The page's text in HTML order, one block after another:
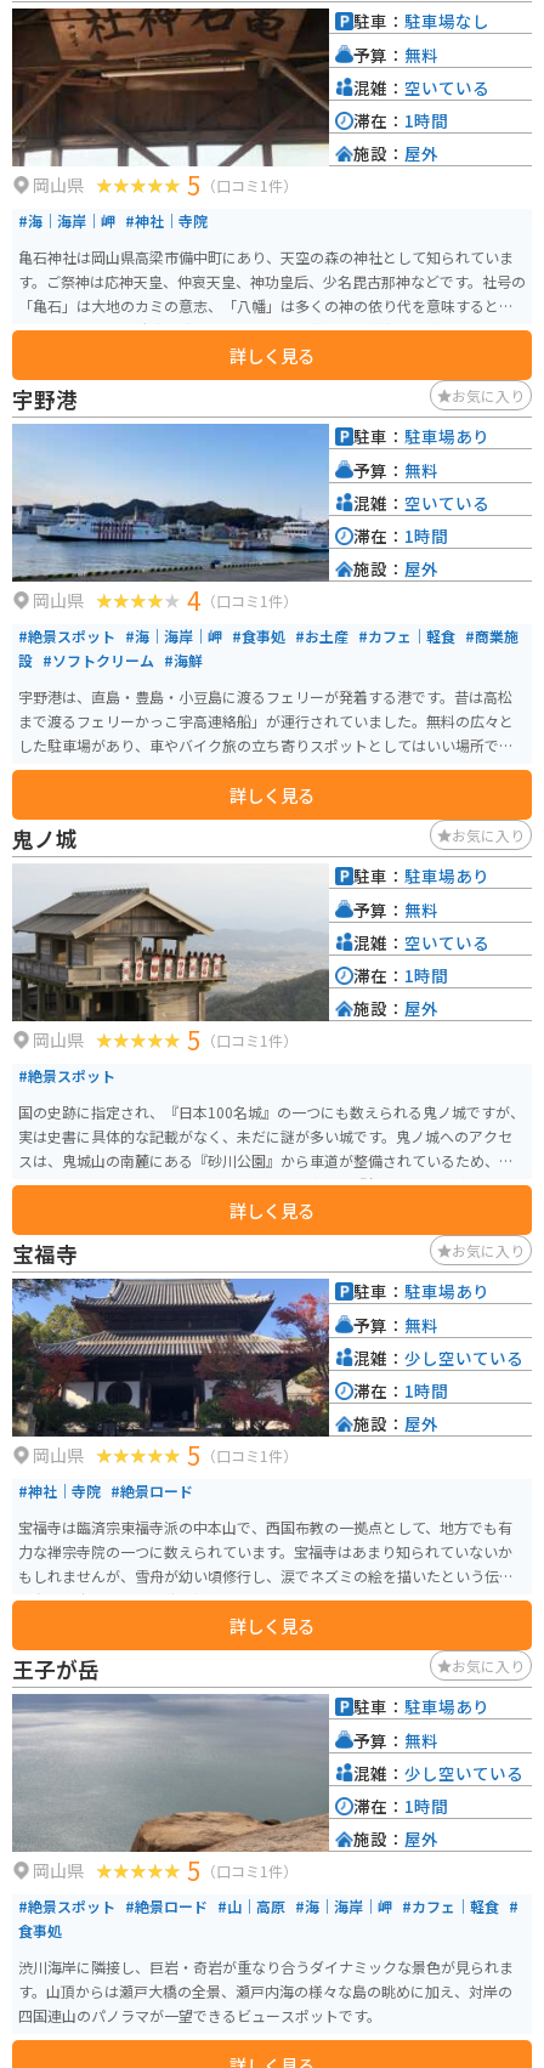
岡山県 5 （口コミ1件）
#海｜海岸｜岬 #神社｜寺院
亀石神社は岡山県高梁市備中町にあり、天空の森の神社として知られていま
す。ご祭神は応神天皇、仲哀天皇、神功皇后、少名毘古那神などです。社号の
「亀石」は大地のカミの意志、「八幡」は多くの神の依り代を意味するとさ
れています。 一番大潮の夜、旧暦6月15日の満月に「満潮祭」が行われます。
祭りの中心は「亀石さん」と呼ばれる巨石で、干潟時は一つの姿に見えます
が、満潮時には泳いでいるように見えます。
詳しく見る
駐車： 駐車場なし
予算： 無料
混雑： 空いている
滞在： 1時間
施設： 屋外
宇野港 お気に入り
岡山県 4 （口コミ1件）
#絶景スポット #海｜海岸｜岬 #食事処 #お土産 #カフェ｜軽食 #商業施
設 #ソフトクリーム #海鮮
宇野港は、直島・豊島・小豆島に渡るフェリーが発着する港です。昔は高松
まで渡るフェリーかっこ宇高連絡船」が運行されていました。無料の広々と
した駐車場があり、車やバイク旅の立ち寄りスポットとしてはいい場所で
す。
詳しく見る
駐車： 駐車場あり
予算： 無料
混雑： 空いている
滞在： 1時間
施設： 屋外
鬼ノ城 お気に入り
岡山県 5 （口コミ1件）
#絶景スポット
国の史跡に指定され、『日本100名城』の一つにも数えられる鬼ノ城ですが、
実は史書に具体的な記載がなく、未だに謎が多い城です。鬼ノ城へのアクセ
スは、鬼城山の南麓にある『砂川公園』から車道が整備されているため、車
やバイクで近くまで行けます。西門の斜め後方には『角楼』という防御施設
もあるのですが、そこから眺める西門はまさに絶景です。
詳しく見る
駐車： 駐車場あり
予算： 無料
混雑： 空いている
滞在： 1時間
施設： 屋外
宝福寺 お気に入り
岡山県 5 （口コミ1件）
#神社｜寺院 #絶景ロード
宝福寺は臨済宗東福寺派の中本山で、西国布教の一拠点として、地方でも有
力な禅宗寺院の一つに数えられています。宝福寺はあまり知られていないか
もしれませんが、雪舟が幼い頃修行し、涙でネズミの絵を描いたという伝説
で有名な寺です。特に秋の紅葉はきれいです。
詳しく見る
駐車： 駐車場あり
予算： 無料
混雑： 少し空いている
滞在： 1時間
施設： 屋外
王子が岳 お気に入り
岡山県 5 （口コミ1件）
#絶景スポット #絶景ロード #山｜高原 #海｜海岸｜岬 #カフェ｜軽食 #
食事処
渋川海岸に隣接し、巨岩・奇岩が重なり合うダイナミックな景色が見られま
す。山頂からは瀬戸大橋の全景、瀬戸内海の様々な島の眺めに加え、対岸の
四国連山のパノラマが一望できるビュースポットです。
駐車： 駐車場あり
予算： 無料
混雑： 少し空いている
滞在： 1時間
施設： 屋外